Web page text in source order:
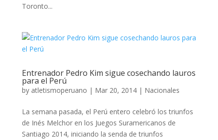
Toronto...
Entrenador Pedro Kim sigue cosechando lauros
para el Perú
by atletismoperuano | Mar 20, 2014| Nacionales
La semana pasada, el Perú entero celebró los triunfos
de Inés Melchor en los Juegos Suramericanos de
Santiago 2014, iniciando la senda de triunfos